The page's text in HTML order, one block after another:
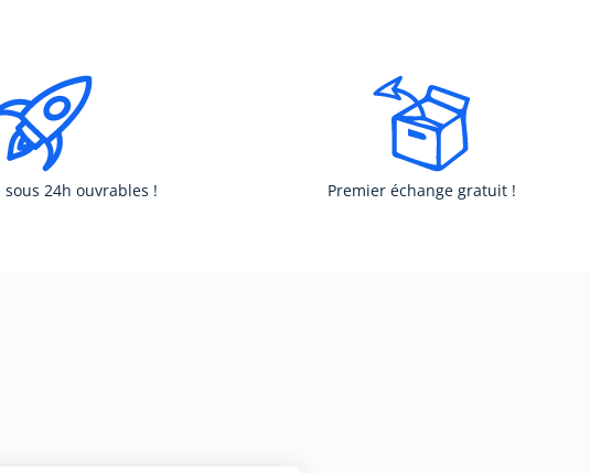
sous 24h ouvrables ! Premier échange gratuit !